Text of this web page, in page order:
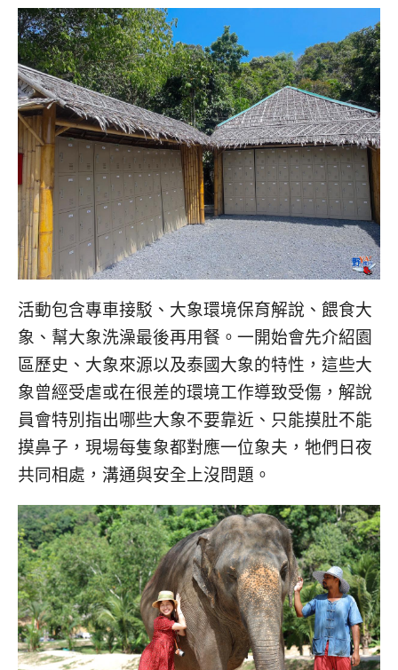
活動包含專車接駁、大象環境保育解說、餵食大
象、幫大象洗澡最後再用餐。一開始會先介紹園
區歷史、大象來源以及泰國大象的特性，這些大
象曾經受虐或在很差的環境工作導致受傷，解說
員會特別指出哪些大象不要靠近、只能摸肚不能
摸鼻子，現場每隻象都對應一位象夫，牠們日夜
共同相處，溝通與安全上沒問題。